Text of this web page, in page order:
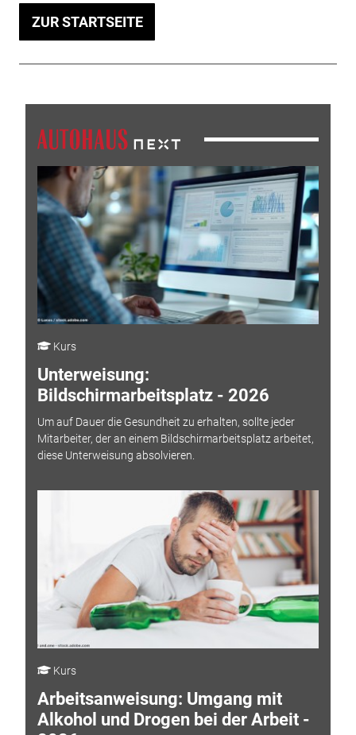
ZUR STARTSEITE
Kurs
Unterweisung:
Bildschirmarbeitsplatz - 2026
Um auf Dauer die Gesundheit zu erhalten, sollte jeder
Mitarbeiter, der an einem Bildschirmarbeitsplatz arbeitet,
diese Unterweisung absolvieren.
Kurs
Arbeitsanweisung: Umgang mit
Alkohol und Drogen bei der Arbeit -